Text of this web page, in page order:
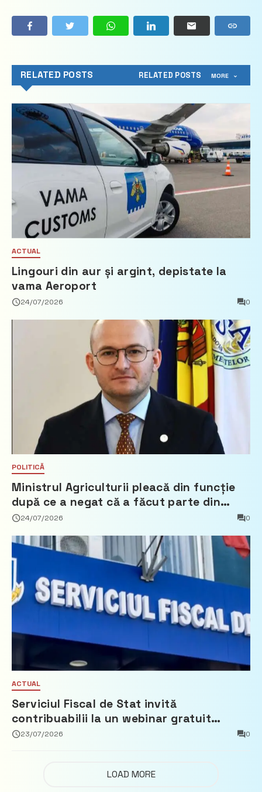
RELATED POSTS RELATED POSTS MORE
ACTUAL
Lingouri din aur și argint, depistate la
vama Aeroport
24/07/2026 0
POLITICĂ
Ministrul Agriculturii pleacă din funcție
după ce a negat că a făcut parte din
Partidul Democrat
24/07/2026 0
ACTUAL
Serviciul Fiscal de Stat invită
contribuabilii la un webinar gratuit
privind calculul impozitului pe bunurile
23/07/2026 0
LOAD MORE